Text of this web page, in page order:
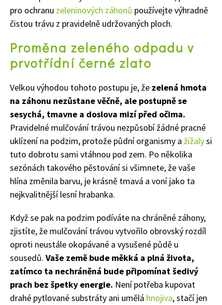
65 Kč
Objednat >
Naše krásná zahrada Speciál
pro ochranu zeleninových záhonů používejte výhradně
čistou trávu z pravidelně udržovaných ploch.
Proměna zeleného odpadu v
prvotřídní černé zlato
Velkou výhodou tohoto postupu je, že zelená hmota
na záhonu nezůstane věčně, ale postupně se
sesychá, tmavne a doslova mizí před očima.
Pravidelné mulčování trávou nezpůsobí žádné pracné
uklízení na podzim, protože půdní organismy a žížalysi
tuto dobrotu sami vtáhnou pod zem. Po několika
sezónách takového pěstování si všimnete, že vaše
hlína změnila barvu, je krásně tmavá a voní jako ta
nejkvalitnější lesní hrabanka.
Když se pak na podzim podíváte na chráněné záhony,
zjistíte, že mulčování trávou vytvořilo obrovský rozdíl
oproti neustále okopávané a vysušené půdě u
sousedů. Vaše země bude měkká a plná života,
zatímco ta nechráněná bude připomínat šedivý
prach bez špetky energie. Není potřeba kupovat
drahé pytlované substráty ani umělá hnojiva, stačí jen